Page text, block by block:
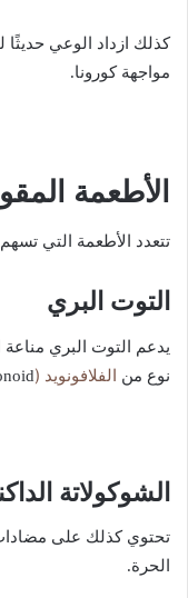
كذلك ازداد الوعي
مواجهة كورونا.
الأطعمة
تتعدد الأطعمة التي
التوت البري
يدعم التوت البري
نوع من الفلافونويد (
الشوكولاتة
تحتوي كذلك على مضادات
الحرة.